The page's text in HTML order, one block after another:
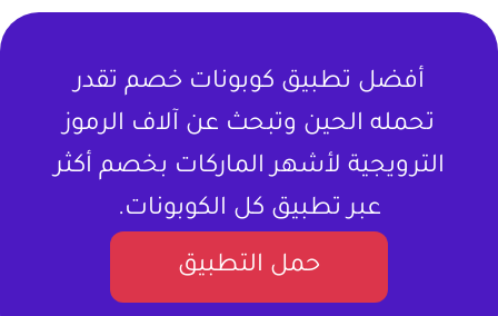
أفضل تطبيق كوبونات خصم تقدر
تحمله الحين وتبحث عن آلاف الرموز
الترويجية لأشهر الماركات بخصم أكثر
عبر تطبيق كل الكوبونات.
حمل التطبيق